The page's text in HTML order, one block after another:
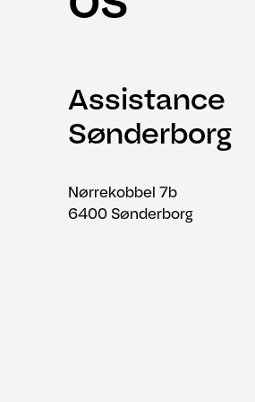
Assistance
Sønderborg
Nørrekobbel 7b
6400 Sønderborg